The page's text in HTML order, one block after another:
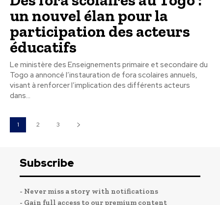
un nouvel élan pour la
participation des acteurs
éducatifs
Le ministère des Enseignements primaire et secondaire du
Togo a annoncé l’instauration de fora scolaires annuels,
visant à renforcer l’implication des différents acteurs
dans...
1 2 3
Subscribe
- Never miss a story with notifications
- Gain full access to our premium content